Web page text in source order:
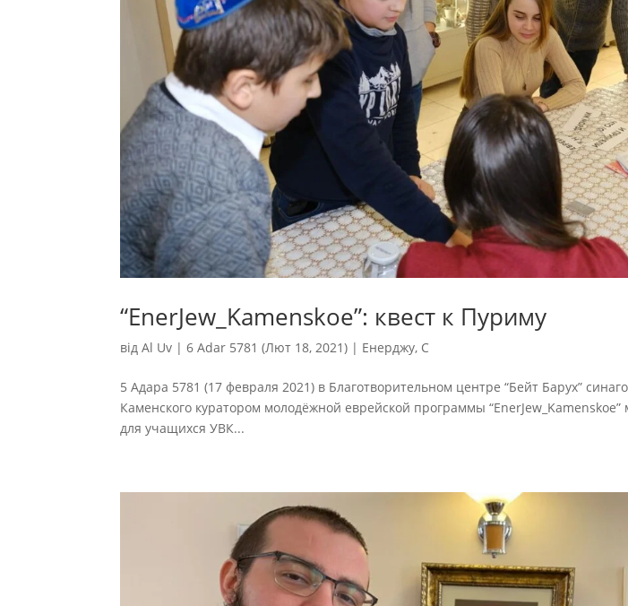
“EnerJew_Kamenskoe”: квест к Пуриму
відAl Uv |6 Adar 5781 (Лют 18, 2021) | Енерджу, С
5 Адара 5781 (17 февраля 2021) в Благотворительном центре “Бейт Барух”
Каменского куратором молодёжной еврейской программы
для учащихся УВК...